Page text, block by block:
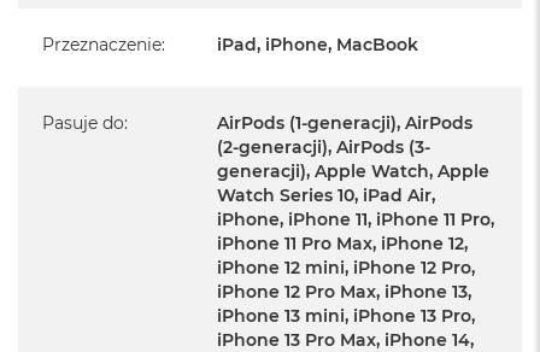
Przeznaczenie: iPad, iPhone, MacBook
Pasuje do:
AirPods (1-generacji), AirPods
(2-generacji), AirPods (3-
generacji), Apple Watch, Apple
Watch Series 10, iPad Air,
iPhone, iPhone 11, iPhone 11 Pro,
iPhone 11 Pro Max, iPhone 12,
iPhone 12 mini, iPhone 12 Pro,
iPhone 12 Pro Max, iPhone 13,
iPhone 13 mini, iPhone 13 Pro,
iPhone 13 Pro Max, iPhone 14,